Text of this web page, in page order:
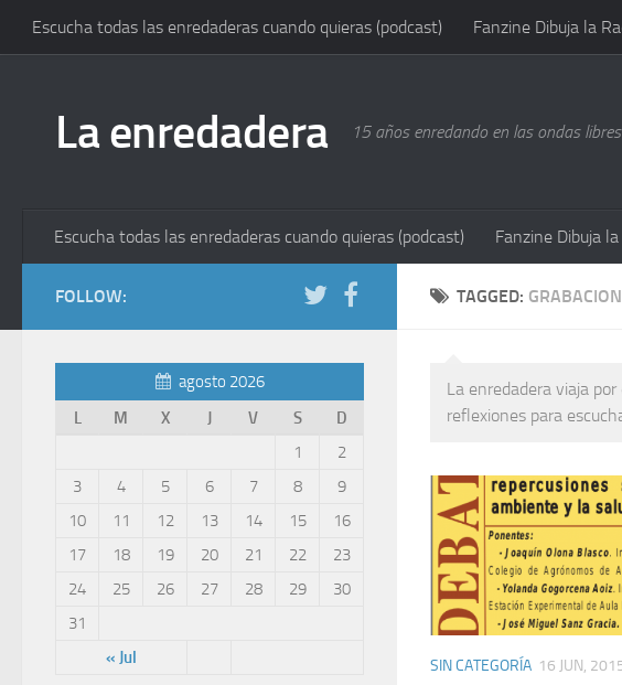
Escucha todas las enredaderas cuando quieras (podcast) Fanzine Dibuja la
La enredadera 15 años enredando en las ondas
Escucha todas las enredaderas cuando quieras (podcast) Fanzine Dibuja
TAGGED:
La enredadera viaja
reflexiones para
SIN CATEGORÍA 16 JUN,
FOLLOW:
agosto 2026
L
M X J V S D
« Jul
1
2
3
4 5 6 7 8
9
10
11 12 13 14 15
16
17
18 19 20 21 22
23
24
25 26 27 28 29
30
31